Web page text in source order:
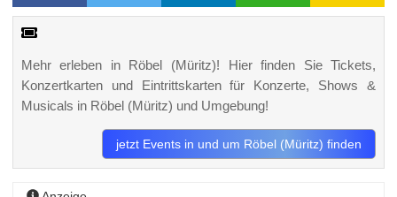
Mehr erleben in Röbel (Müritz)! Hier finden Sie Tickets,
Konzertkarten und Eintrittskarten für Konzerte, Shows &
Musicals in Röbel (Müritz) und Umgebung!
jetzt Events in und um Röbel (Müritz) finden